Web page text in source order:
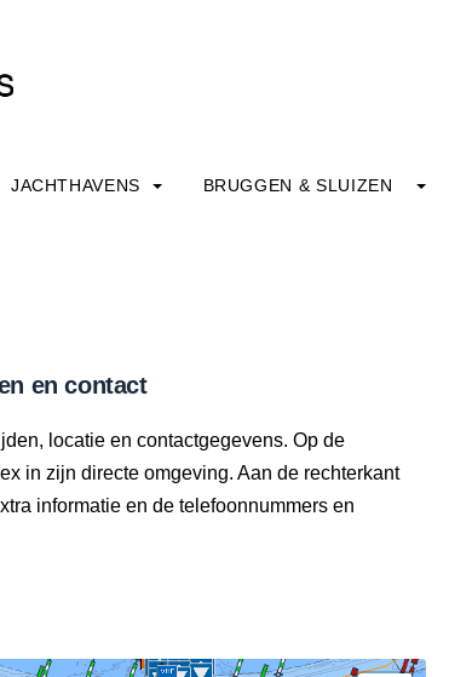
JACHTHAVENS BRUGGEN & SLUIZEN
en contact
locatie en contactgegevens. Op de
in zijn directe omgeving. Aan de rechterkant
informatie en de telefoonnummers en